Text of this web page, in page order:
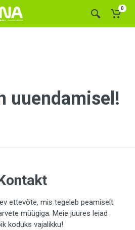
0
uuendamisel!
ettevõte, mis tegeleb peamiselt
müügiga. Meie juures leiad
koduks vajalikku!